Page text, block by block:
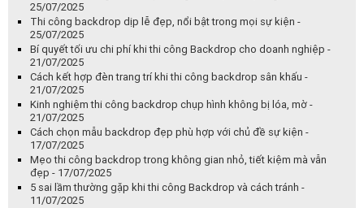
25/07/2025
Thi công backdrop dịp lễ đẹp, nổi bật trong mọi sự kiện -
25/07/2025
Bí quyết tối ưu chi phí khi thi công Backdrop cho doanh nghiệp -
21/07/2025
Cách kết hợp đèn trang trí khi thi công backdrop sân khấu -
21/07/2025
Kinh nghiệm thi công backdrop chụp hình không bị lóa, mờ -
21/07/2025
Cách chọn mẫu backdrop đẹp phù hợp với chủ đề sự kiện -
17/07/2025
Mẹo thi công backdrop trong không gian nhỏ, tiết kiệm mà vẫn
đẹp - 17/07/2025
5 sai lầm thường gặp khi thi công Backdrop và cách tránh -
11/07/2025